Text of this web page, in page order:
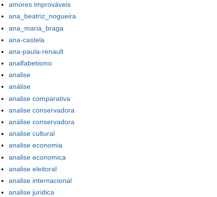
amores improváveis
ana_beatriz_nogueira
ana_maria_braga
ana-castela
ana-paula-renault
analfabetismo
analise
análise
analise comparativa
analise conservadora
análise conservadora
analise cultural
analise economia
analise economica
analise eleitoral
analise internacional
analise juridica